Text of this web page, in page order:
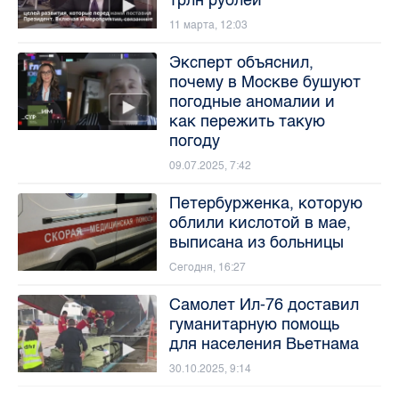
11 марта, 12:03
Эксперт объяснил,
почему в Москве бушуют
погодные аномалии и
как пережить такую
погоду
09.07.2025, 7:42
Петербурженка, которую
облили кислотой в мае,
выписана из больницы
Сегодня, 16:27
Самолет Ил-76 доставил
гуманитарную помощь
для населения Вьетнама
30.10.2025, 9:14